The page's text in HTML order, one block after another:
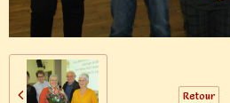
Retour